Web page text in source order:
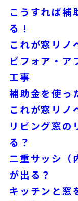
こうすれば
る！
これが窓リ
ビフォア・ア
工事
補助金を使っ
これが窓リノ
リビング窓の
る？
二重サッシ（
が出る？
キッチンと窓